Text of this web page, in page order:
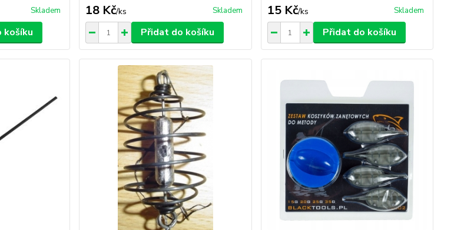
Skladem
košíku
18 Kč/ks Skladem
Přidat do košíku
15 Kč/ks Skladem
Přidat do košíku